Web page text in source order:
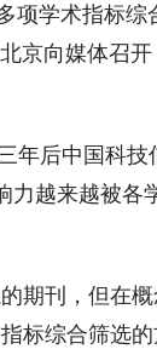
项学术指标
京向媒体召
年后中国科
力越来越被
期刊，但在
标综合筛选